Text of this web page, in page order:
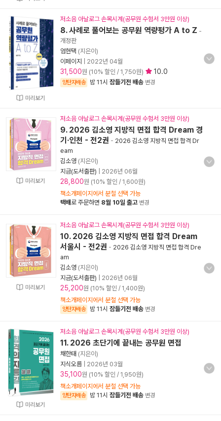
미리보기
저소음 아날로그 손목시계(공무원 수험서 3만원 이상)
8. 사례로 풀어보는 공무원 역량평가 A to Z -
개정판
엄현택 (지은이)
이페이지
2022년 04월
31,500원 (10% 할인 / 1,750원) 10.0
양탄자배송 밤 11시 잠들기전 배송 변경
미리보기
저소음 아날로그 손목시계(공무원 수험서 3만원 이상)
9. 2026 김소영 지방직 면접 합격 Dream 경
기·인천 - 전2권 - 2026 김소영 지방직 면접 합격 Dr
eam
김소영 (지은이)
지금(도서출판)
2026년 06월
28,800원 (10% 할인 / 1,600원)
책소개페이지에서 분철 선택 가능
택배로 주문하면 8월 10일 출고 변경
미리보기
저소음 아날로그 손목시계(공무원 수험서 3만원 이상)
10. 2026 김소영 지방직 면접 합격 Dream
서울시 - 전2권 - 2026 김소영 지방직 면접 합격 Dre
am
김소영 (지은이)
지금(도서출판)
2026년 06월
25,200원 (10% 할인 / 1,400원)
책소개페이지에서 분철 선택 가능
양탄자배송 밤 11시 잠들기전 배송 변경
미리보기
저소음 아날로그 손목시계(공무원 수험서 3만원 이상)
11. 2026 초단기에 끝내는 공무원 면접
채한태 (지은이)
지식오름
2026년 03월
35,100원 (10% 할인 / 1,950원)
책소개페이지에서 분철 선택 가능
양탄자배송 밤 11시 잠들기전 배송 변경